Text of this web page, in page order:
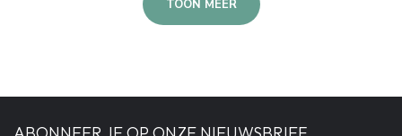
TOON MEER